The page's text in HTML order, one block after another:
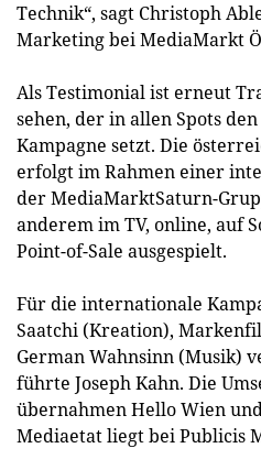
Technik“, sagt Christoph
Marketing bei MediaMarkt
Als Testimonial ist erneut
sehen, der in allen Spots
Kampagne setzt. Die
erfolgt im Rahmen einer
der MediaMarktSaturn-
anderem im TV, online, auf
Point-of-Sale ausgespielt.
Für die internationale
Saatchi (Kreation),
German Wahnsinn (Musik)
führte Joseph Kahn. Die
übernahmen Hello Wien
Mediaetat liegt bei Publicis